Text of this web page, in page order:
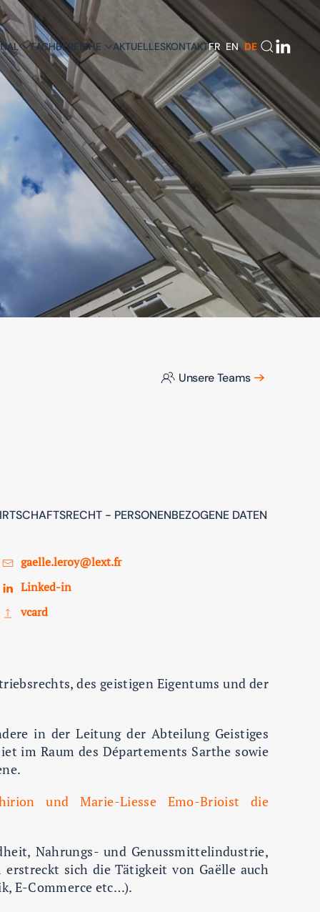
FACHBEREICHE AKTUELLESKONTAKTFR EN DE
Unsere Teams
- PERSONENBEZOGENE DATEN
gaelle.leroy@lext.fr
Linked-in
vcard
des geistigen Eigentums und der
in der Leitung der Abteilung Geistiges
im Raum des Départements Sarthe sowie
und Marie-Liesse Emo-Brioist die
Nahrungs- und Genussmittelindustrie,
sich die Tätigkeit von Gaëlle auch
E-Commerce etc…).